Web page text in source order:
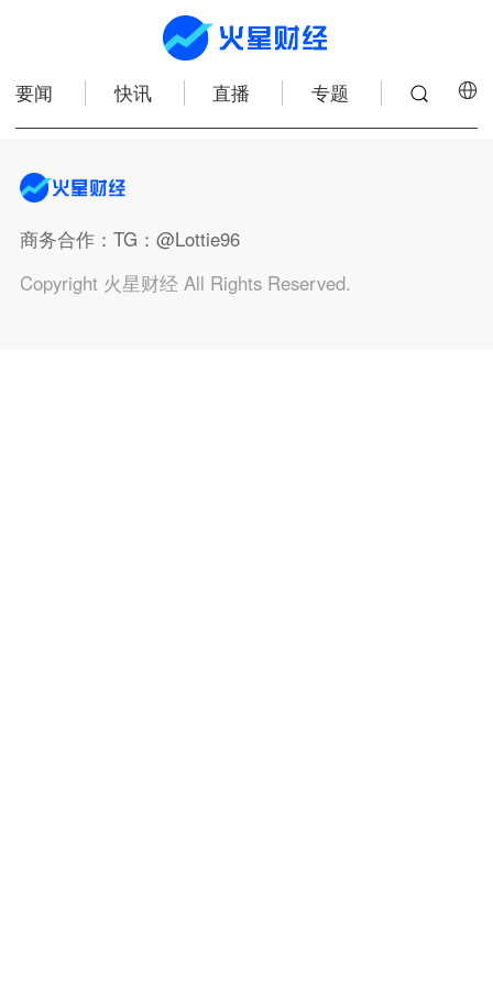
要闻 快讯 直播 专题
商务合作：TG：@Lottie96
Copyright 火星财经 All Rights Reserved.